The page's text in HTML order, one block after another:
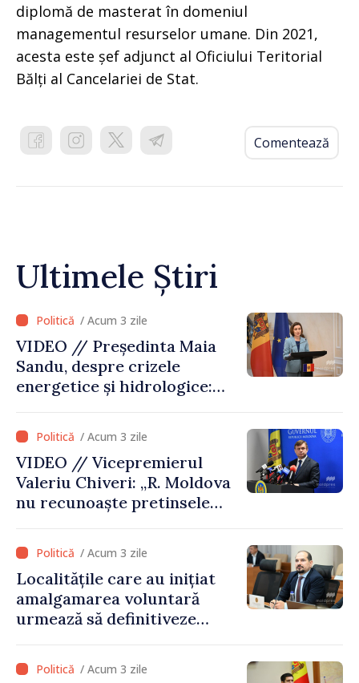
diplomă de masterat în domeniul
managementul resurselor umane. Din 2021,
acesta este șef adjunct al Oficiului Teritorial
Bălți al Cancelariei de Stat.
Comentează
Ultimele Știri
/ Acum 3 zile
VIDEO // Președinta Maia
Sandu, despre crizele
energetice și hidrologice:
posibilul pentru a atenua
consecințele”
/ Acum 3 zile
VIDEO // Vicepremierul
Valeriu Chiveri: „R. Moldova
nu recunoaște pretinsele
de structurile de la Tiraspol
în raioanele de est”
/ Acum 3 zile
Localitățile care au inițiat
amalgamarea voluntară
urmează să definitiveze
parcursul lunii august
/ Acum 3 zile